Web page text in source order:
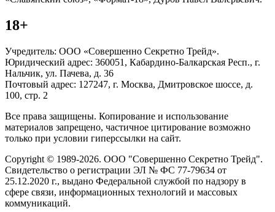
18+
Учредитель: ООО «Совершенно Секретно Трейд».
Юридический адрес: 360051, Кабардино-Балкарская Респ., г.
Нальчик, ул. Пачева, д. 36
Почтовый адрес: 127247, г. Москва, Дмитровское шоссе, д.
100, стр. 2
Все права защищены. Копирование и использование
материалов запрещено, частичное цитирование возможно
только при условии гиперссылки на сайт.
Copyright © 1989-2026. ООО "Совершенно Секретно Трейд".
Свидетельство о регистрации ЭЛ № ФС 77-79634 от
25.12.2020 г., выдано Федеральной службой по надзору в
сфере связи, информационных технологий и массовых
коммуникаций.